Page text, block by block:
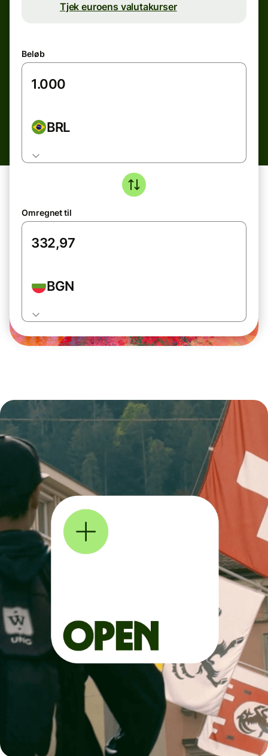
Tjek euroens valutakurser
Beløb
BRL
Omregnet til
BGN